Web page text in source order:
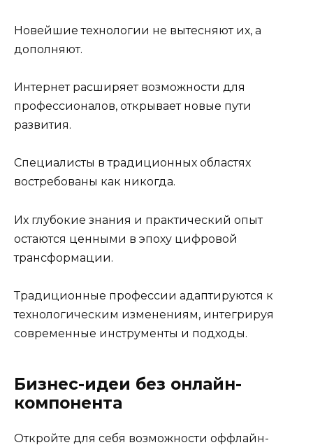
Новейшие технологии не вытесняют их, а
дополняют.
Интернет расширяет возможности для
профессионалов, открывает новые пути
развития.
Специалисты в традиционных областях
востребованы как никогда.
Их глубокие знания и практический опыт
остаются ценными в эпоху цифровой
трансформации.
Традиционные профессии адаптируются к
технологическим изменениям, интегрируя
современные инструменты и подходы.
Бизнес-идеи без онлайн-
компонента
Откройте для себя возможности оффлайн-